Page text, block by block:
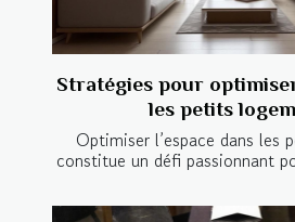
Stratégies pour
les petits
Optimiser l’espace dans les
constitue un défi passionnant